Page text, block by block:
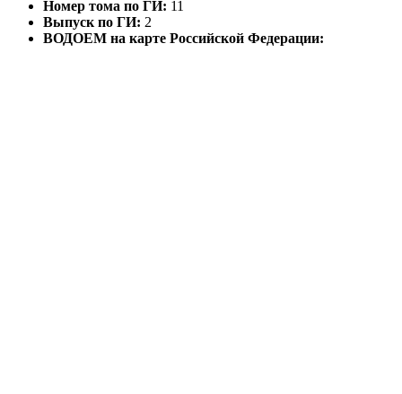
Номер тома по ГИ: 11
Выпуск по ГИ: 2
ВОДОЕМ на карте Российской Федерации: